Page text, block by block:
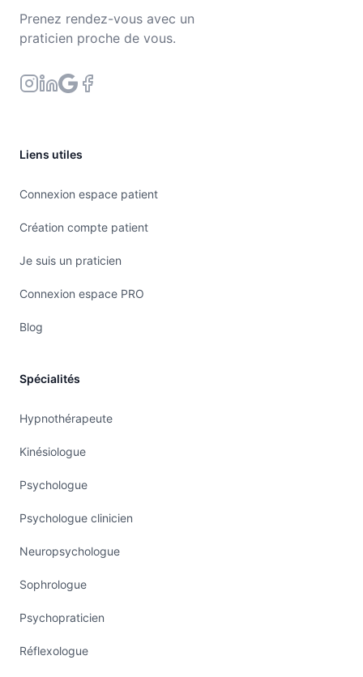
Prenez rendez-vous avec un
praticien proche de vous.
Liens utiles
Connexion espace patient
Création compte patient
Je suis un praticien
Connexion espace PRO
Blog
Spécialités
Hypnothérapeute
Kinésiologue
Psychologue
Psychologue clinicien
Neuropsychologue
Sophrologue
Psychopraticien
Réflexologue